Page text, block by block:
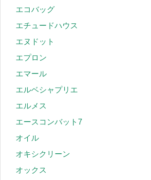
エコバッグ
エチュードハウス
エヌドット
エプロン
エマール
エルベシャプリエ
エルメス
エースコンバット7
オイル
オキシクリーン
オックス